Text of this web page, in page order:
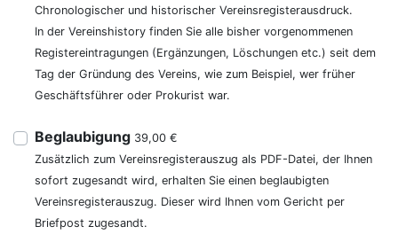
Chronologischer und historischer Vereinsregisterausdruck.
In der Vereinshistory finden Sie alle bisher vorgenommenen
Registereintragungen (Ergänzungen, Löschungen etc.) seit dem
Tag der Gründung des Vereins, wie zum Beispiel, wer früher
Geschäftsführer oder Prokurist war.
Beglaubigung 39,00 €
Zusätzlich zum Vereinsregisterauszug als PDF-Datei, der Ihnen
sofort zugesandt wird, erhalten Sie einen beglaubigten
Vereinsregisterauszug. Dieser wird Ihnen vom Gericht per
Briefpost zugesandt.